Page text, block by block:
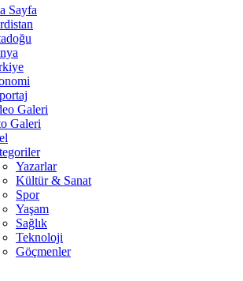
Sayfa
Galeri
Galeri
Yazarlar
Kültür & Sanat
Spor
Yaşam
Sağlık
Teknoloji
Göçmenler